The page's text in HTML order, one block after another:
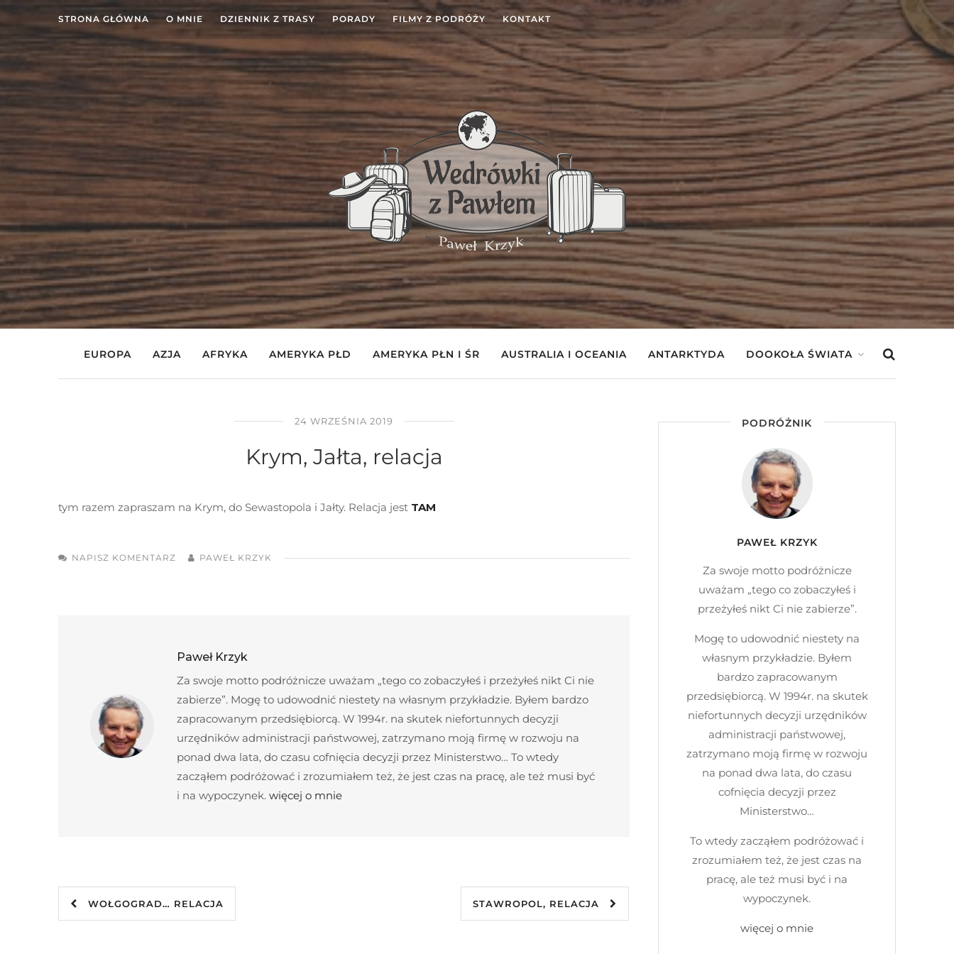
STRONA GŁÓWNA O MNIE DZIENNIK Z TRASY PORADY FILMY Z PODRÓŻY KONTAKT
EUROPA AZJA AFRYKA AMERYKA PŁD AMERYKA PŁN I ŚR AUSTRALIA I OCEANIA ANTARKTYDA DOOKOŁA ŚWIATA
24 WRZEŚNIA 2019
Krym, Jałta, relacja
tym razem zapraszam na Krym, do Sewastopola i Jałty. Relacja jest TAM
NAPISZ KOMENTARZ PAWEŁ KRZYK
Paweł Krzyk
Za swoje motto podróżnicze uważam „tego co zobaczyłeś i przeżyłeś nikt Ci nie
zabierze”. Mogę to udowodnić niestety na własnym przykładzie. Byłem bardzo
zapracowanym przedsiębiorcą. W 1994r. na skutek niefortunnych decyzji
urzędników administracji państwowej, zatrzymano moją firmę w rozwoju na
ponad dwa lata, do czasu cofnięcia decyzji przez Ministerstwo… To wtedy
zacząłem podróżować i zrozumiałem też, że jest czas na pracę, ale też musi być
i na wypoczynek. więcej o mnie
WOŁGOGRAD… RELACJA STAWROPOL, RELACJA
PODRÓŻNIK
PAWEŁ KRZYK
Za swoje motto podróżnicze
uważam „tego co zobaczyłeś i
przeżyłeś nikt Ci nie zabierze”.
Mogę to udowodnić niestety na
własnym przykładzie. Byłem
bardzo zapracowanym
przedsiębiorcą. W 1994r. na skutek
niefortunnych decyzji urzędników
administracji państwowej,
zatrzymano moją firmę w rozwoju
na ponad dwa lata, do czasu
cofnięcia decyzji przez
Ministerstwo…
To wtedy zacząłem podróżować i
zrozumiałem też, że jest czas na
pracę, ale też musi być i na
wypoczynek.
więcej o mnie